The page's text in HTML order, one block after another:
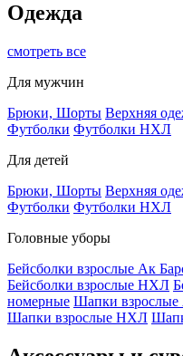
Одежда
смотреть все
Для мужчин
Брюки, Шорты Верхняя
Футболки Футболки НХЛ
Для детей
Брюки, Шорты Верхняя
Футболки Футболки НХЛ
Головные уборы
Бейсболки взрослые Ак
Бейсболки взрослые НХЛ
номерные Шапки взрослые
Шапки взрослые НХЛ